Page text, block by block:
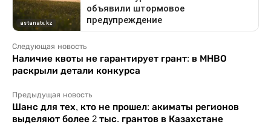
Следующая новость
Наличие квоты не гарантирует грант: в МНВО
раскрыли детали конкурса
Предыдущая новость
Шанс для тех, кто не прошел: акиматы регионов
выделяют более 2 тыс. грантов в Казахстане